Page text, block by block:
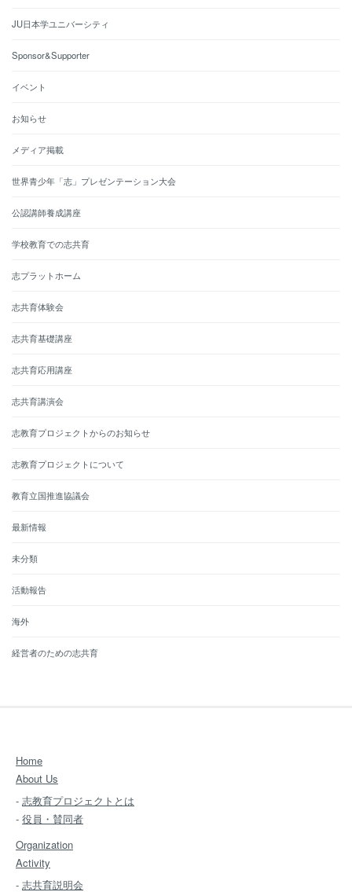
JU日本学ユニバーシティ
Sponsor&Supporter
イベント
お知らせ
メディア掲載
世界青少年「志」プレゼンテーション大会
公認講師養成講座
学校教育での志共育
志プラットホーム
志共育体験会
志共育基礎講座
志共育応用講座
志共育講演会
志教育プロジェクトからのお知らせ
志教育プロジェクトについて
教育立国推進協議会
最新情報
未分類
活動報告
海外
経営者のための志共育
Home
About Us
- 志教育プロジェクトとは
- 役員・賛同者
Organization
Activity
- 志共育説明会